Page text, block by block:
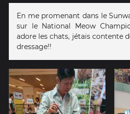
En me promenant dans le
sur le National Meow
adore les chats, jétais contente
dressage!!